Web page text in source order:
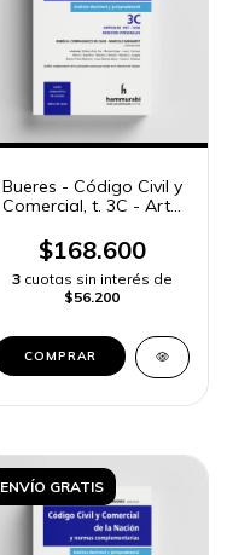
Bueres - Código Civil y
Comercial, t. 3C - Arts.
$168.600
3 cuotas sin interés de
$56.200
COMPRAR
ENVÍO GRATIS